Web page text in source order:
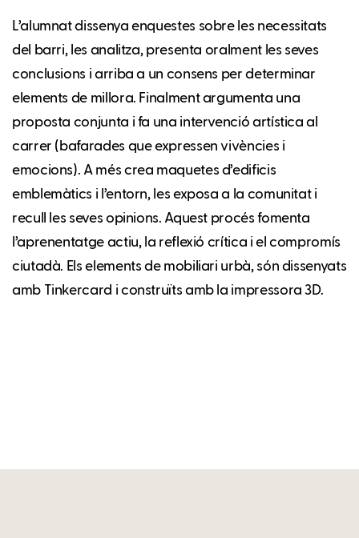
L’alumnat dissenya enquestes sobre les necessitats
del barri, les analitza, presenta oralment les seves
conclusions i arriba a un consens per determinar
elements de millora. Finalment argumenta una
proposta conjunta i fa una intervenció artística al
carrer (bafarades que expressen vivències i
emocions). A més crea maquetes d’edificis
emblemàtics i l’entorn, les exposa a la comunitat i
recull les seves opinions. Aquest procés fomenta
l’aprenentatge actiu, la reflexió crítica i el compromís
ciutadà. Els elements de mobiliari urbà, són dissenyats
amb Tinkercard i construïts amb la impressora 3D.